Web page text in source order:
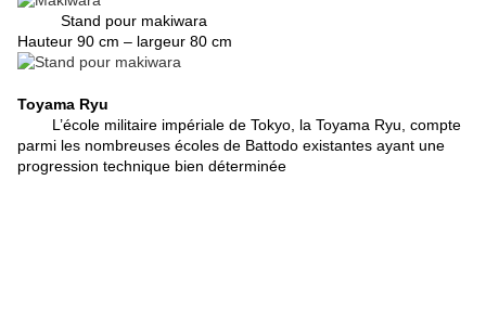
Stand pour makiwara
Hauteur 90 cm – largeur 80 cm
Toyama Ryu
L’école militaire impériale de Tokyo, la Toyama Ryu, compte
parmi les nombreuses écoles de Battodo existantes ayant une
progression technique bien déterminée